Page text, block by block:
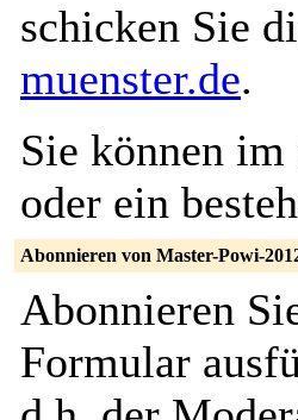
schicken Sie
muenster.de.
Sie können
oder ein
Abonnieren von Master-Powi-
Abonnieren
Formular